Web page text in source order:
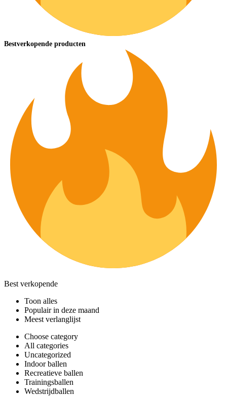
Bestverkopende producten
Best verkopende
Toon alles
Populair in deze maand
Meest verlanglijst
Choose category
All categories
Uncategorized
Indoor ballen
Recreatieve ballen
Trainingsballen
Wedstrijdballen